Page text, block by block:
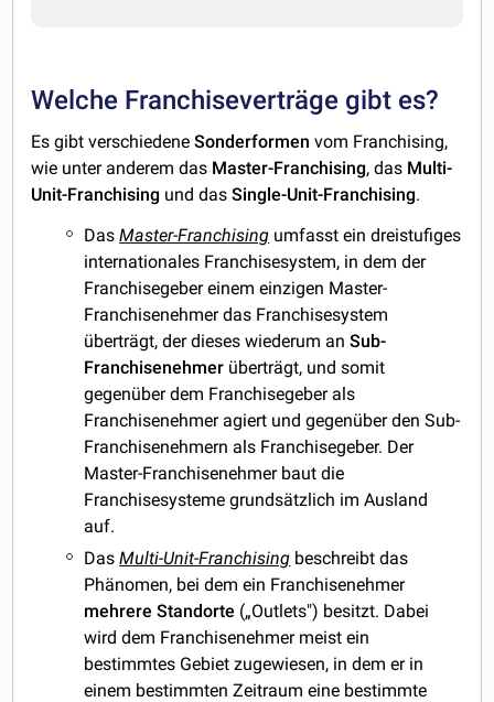
Welche Franchiseverträge gibt es?
Es gibt verschiedeneSonderformen vom Franchising,
wie unter anderem das Master-Franchising, das Multi-
Unit-Franchising und das Single-Unit-Franchising.
DasMaster-Franchising umfasst ein dreistufiges
internationales Franchisesystem, in dem der
Franchisegeber einem einzigen Master-
Franchisenehmer das Franchisesystem
überträgt, der dieses wiederum anSub-
Franchisenehmer überträgt, und somit
gegenüber dem Franchisegeber als
Franchisenehmer agiert und gegenüber den Sub-
Franchisenehmern als Franchisegeber. Der
Master-Franchisenehmer baut die
Franchisesysteme grundsätzlich im Ausland
auf.
DasMulti-Unit-Franchising beschreibt das
Phänomen, bei dem ein Franchisenehmer
mehrere Standorte („Outlets") besitzt. Dabei
wird dem Franchisenehmer meist ein
bestimmtes Gebiet zugewiesen, in dem er in
einem bestimmten Zeitraum eine bestimmte